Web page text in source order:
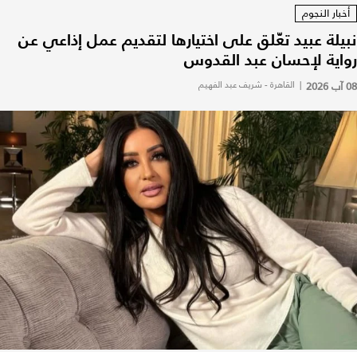
أخبار النجوم
نبيلة عبيد تعّلق على اختيارها لتقديم عمل إذاعي عن
رواية لإحسان عبد القدوس
08 آب 2026 | القاهرة - شريف عبد الفهيم